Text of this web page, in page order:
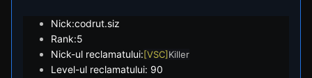
Nick:codrut.siz
Rank:5
Nick-ul reclamatului:[VSC]Killer
Level-ul reclamatului: 90